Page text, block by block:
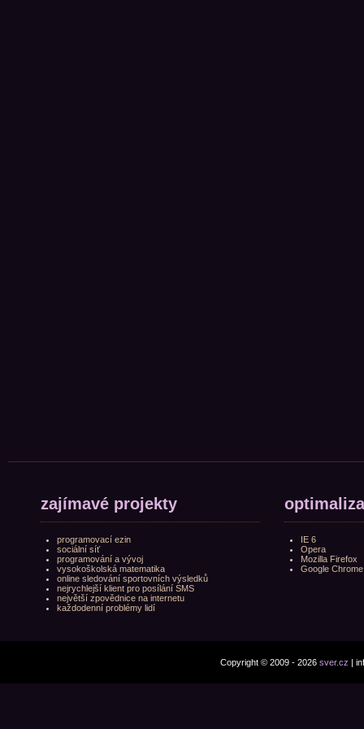
zajímavé projekty
programovací ezin
sociální síť
programování a vývoj
vysokoškolská matematika
online sledování sportovních výsledků
nejrychlejší klient pro posílání SMS
největší zpovědnice na internetu
každodenní problémy lidí
IE 6
Opera
Mozilla Firefox
Google Chrome
Copyright © 2009 - 2026 sver.cz |